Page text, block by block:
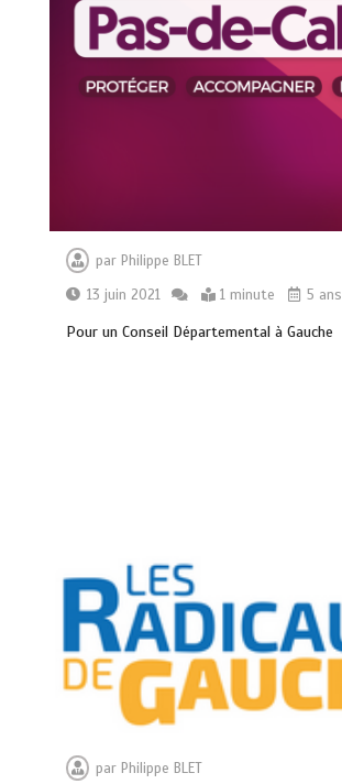
par Philippe BLET
13 juin 2021
1 minute 5 ans
Pour un Conseil Départemental à Gauche
parPhilippe BLET